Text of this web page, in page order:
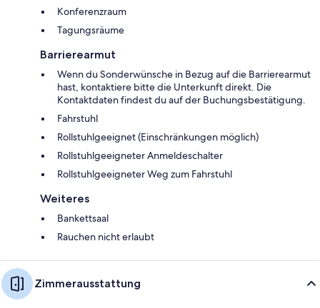
Konferenzraum
Tagungsräume
Barrierearmut
Wenn du Sonderwünsche in Bezug auf die Barrierearmut
hast, kontaktiere bitte die Unterkunft direkt. Die
Kontaktdaten findest du auf der Buchungsbestätigung.
Fahrstuhl
Rollstuhlgeeignet (Einschränkungen möglich)
Rollstuhlgeeigneter Anmeldeschalter
Rollstuhlgeeigneter Weg zum Fahrstuhl
Weiteres
Bankettsaal
Rauchen nicht erlaubt
Zimmerausstattung